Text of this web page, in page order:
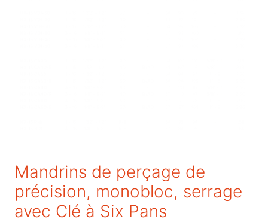
Mandrins de perçage de
précision, monobloc, serrage
avec Clé à Six Pans